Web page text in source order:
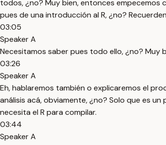
todos, ¿no? Muy bien, entonces empecemos
pues de una introducción al R, ¿no?
03:05
Speaker A
Necesitamos saber pues todo ello, ¿no? Muy
03:26
Speaker A
Eh, hablaremos también o explicaremos el
análisis acá, obviamente, ¿no? Solo que es
necesita el R para compilar.
03:44
Speaker A